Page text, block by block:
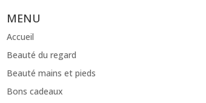
MENU
Accueil
Beauté du regard
Beauté mains et pieds
Bons cadeaux